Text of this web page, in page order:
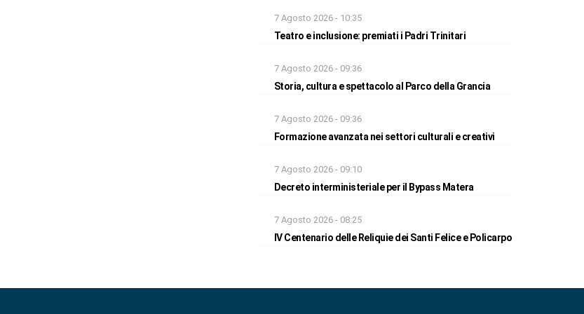
7 Agosto 2026 - 10:35
Teatro e inclusione: premiati i Padri Trinitari
7 Agosto 2026 - 09:36
Storia, cultura e spettacolo al Parco della Grancia
7 Agosto 2026 - 09:36
Formazione avanzata nei settori culturali e creativi
7 Agosto 2026 - 09:10
Decreto interministeriale per il Bypass Matera
7 Agosto 2026 - 08:25
IV Centenario delle Reliquie dei Santi Felice e Policarpo